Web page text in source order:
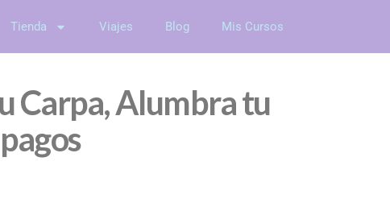
Tienda Viajes Blog Mis Cursos
Carpa, Alumbra tu